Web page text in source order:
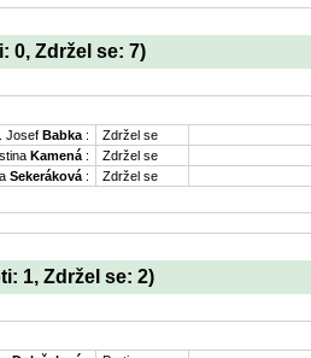
0, Zdržel se: 7)
Josef Babka :
Zdržel se
Kamená :
Zdržel se
Sekeráková : Zdržel se
1, Zdržel se: 2)